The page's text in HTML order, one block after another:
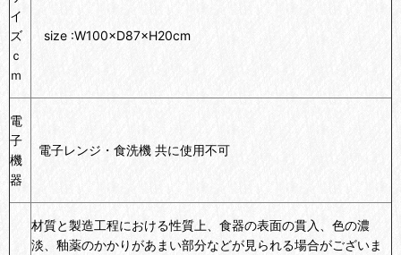
イ
ズ
ｃ
ｍ
size :W100×D87×H20cm
電
子
機
器
電子レンジ・食洗機 共に使用不可
材質と製造工程における性質上、食器の表面の貫入、色の濃
淡、釉薬のかかりがあまい部分などが見られる場合がございま